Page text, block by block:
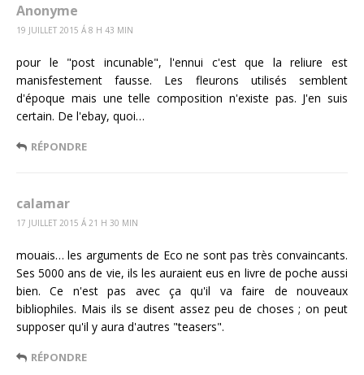
Anonyme
19 JUILLET 2015 Á 8 H 43 MIN
pour le "post incunable", l'ennui c'est que la reliure est
manisfestement fausse. Les fleurons utilisés semblent
d'époque mais une telle composition n'existe pas. J'en suis
certain. De l'ebay, quoi…
RÉPONDRE
calamar
17 JUILLET 2015 Á 21 H 30 MIN
mouais… les arguments de Eco ne sont pas très convaincants.
Ses 5000 ans de vie, ils les auraient eus en livre de poche aussi
bien. Ce n'est pas avec ça qu'il va faire de nouveaux
bibliophiles. Mais ils se disent assez peu de choses ; on peut
supposer qu'il y aura d'autres "teasers".
RÉPONDRE